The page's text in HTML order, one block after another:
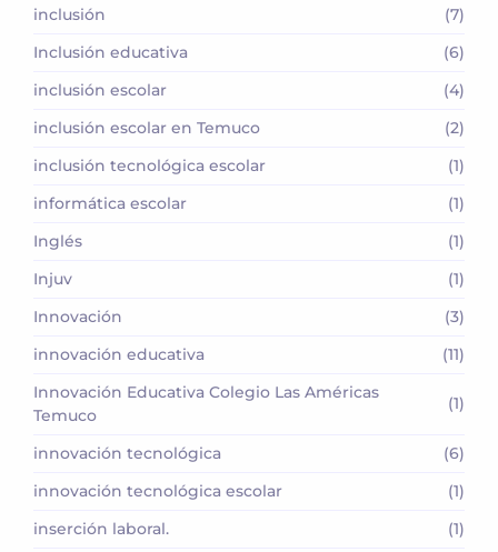
inclusión
(7)
Inclusión educativa
(6)
inclusión escolar
(4)
inclusión escolar en Temuco
(2)
inclusión tecnológica escolar
(1)
informática escolar
(1)
Inglés
(1)
Injuv
(1)
Innovación
(3)
innovación educativa
(11)
Innovación Educativa Colegio Las Américas
Temuco
(1)
innovación tecnológica
(6)
innovación tecnológica escolar
(1)
inserción laboral.
(1)